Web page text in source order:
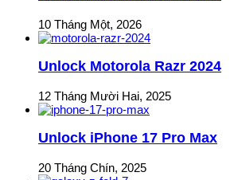
10 Tháng Một, 2026
Unlock Motorola Razr 2024
12 Tháng Mười Hai, 2025
Unlock iPhone 17 Pro Max
20 Tháng Chín, 2025